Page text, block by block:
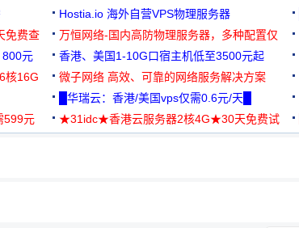
Hostia.io 海外自营VPS物理服务器
免费查
万恒网络-国内高防物理服务器，多种配置仅
99元/月起
800元 香港、美国1-10G口宿主机低至3500元起
核16G
微子网络 高效、可靠的网络服务解决方案
█华瑞云：香港/美国vps仅需0.6元/天█
元
★31idc★香港云服务器2核4G★30天免费试